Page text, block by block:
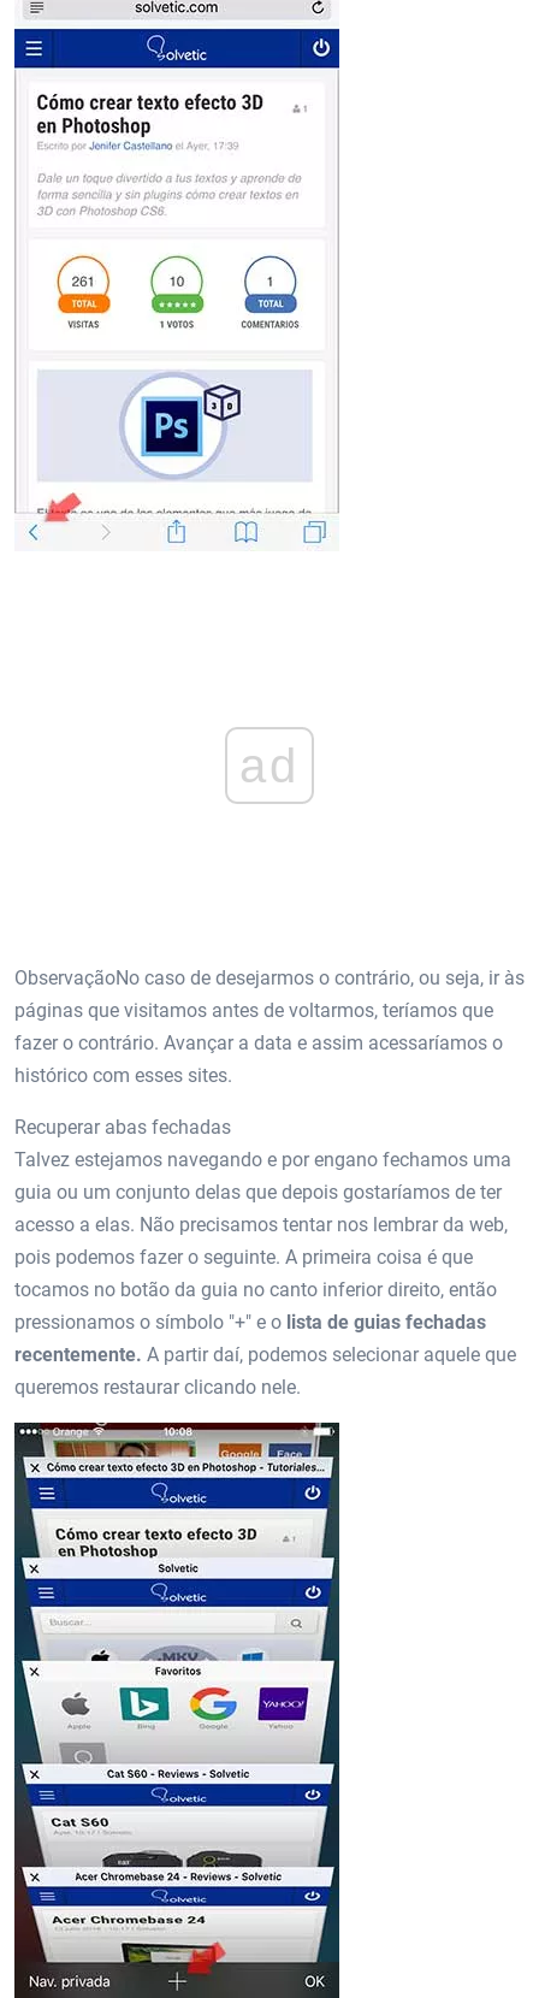
ad
ObservaçãoNo caso de desejarmos o contrário, ou seja, ir às
páginas que visitamos antes de voltarmos, teríamos que
fazer o contrário. Avançar a data e assim acessaríamos o
histórico com esses sites.
Recuperar abas fechadas
Talvez estejamos navegando e por engano fechamos uma
guia ou um conjunto delas que depois gostaríamos de ter
acesso a elas. Não precisamos tentar nos lembrar da web,
pois podemos fazer o seguinte. A primeira coisa é que
tocamos no botão da guia no canto inferior direito, então
pressionamos o símbolo "+" e o lista de guias fechadas
recentemente. A partir daí, podemos selecionar aquele que
queremos restaurar clicando nele.